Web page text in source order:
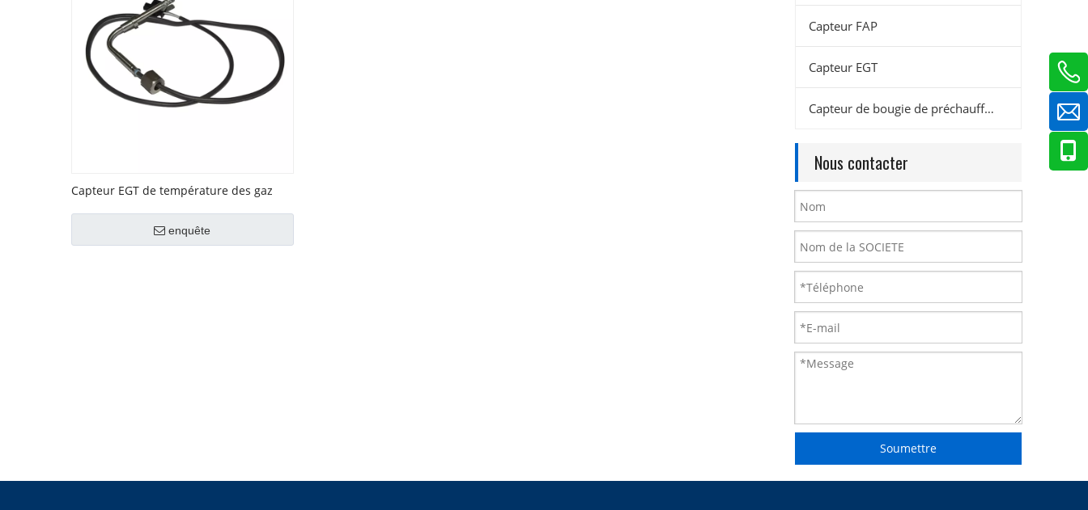
Capteur EGT de température des gaz
enquête
Capteur FAP
Capteur EGT
Capteur de bougie de préchauffage
Nous contacter
Soumettre